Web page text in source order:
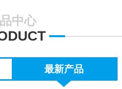
中心
最新产品